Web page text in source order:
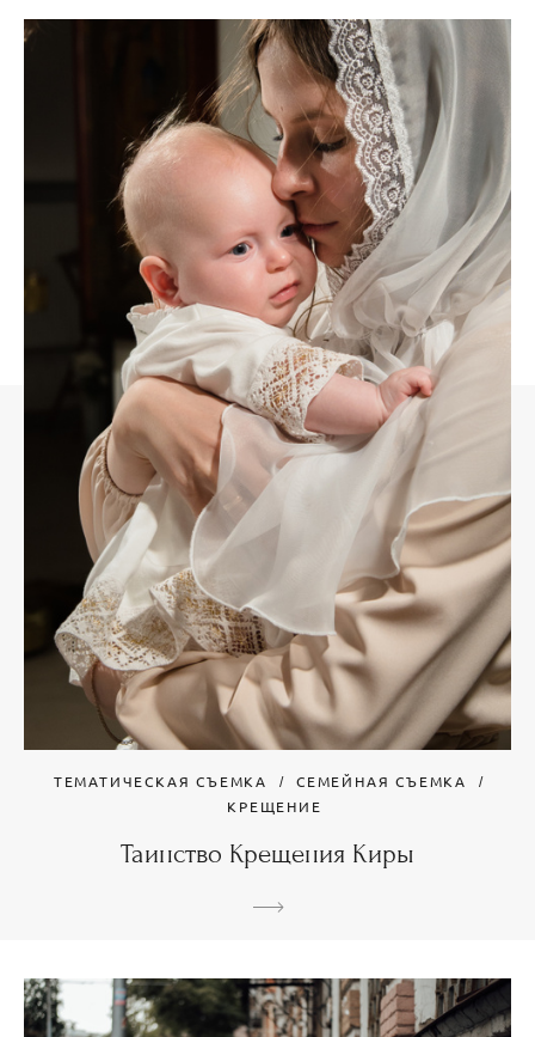
ТЕМАТИЧЕСКАЯ СЪЕМКА
СЕМЕЙНАЯ СЪЕМКА
КРЕЩЕНИЕ
Таинство Крещения Киры